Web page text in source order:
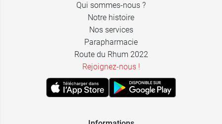
Qui sommes-nous ?
Notre histoire
Nos services
Parapharmacie
Route du Rhum 2022
Rejoignez-nous !